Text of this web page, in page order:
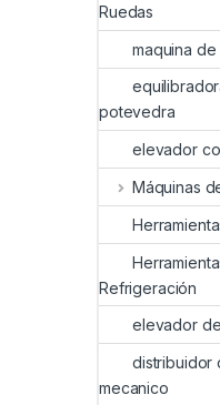
Ruedas
maquina
potevedra
elevador
Máquinas
Refrigeración
elevador
distribuidor
mecanico